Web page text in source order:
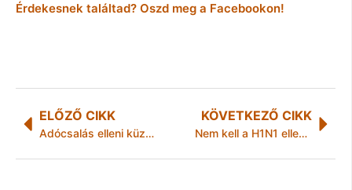
Érdekesnek találtad? Oszd meg a Facebookon!
ELŐZŐ CIKK
Adócsalás elleni küzdelem: az Európai Bizottság tanulmányt adott ki az uniós szintű áfa-hiányról
KÖVETKEZŐ CIKK
Nem kell a H1N1 elleni oltás?